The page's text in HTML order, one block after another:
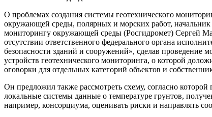
О проблемах создания системы геотехнического
окружающей среды, полярных и морских работ,
мониторингу окружающей среды (Росгидромет) Сергей
отсутствии ответственного федерального органа
безопасности зданий и сооружений», сделав проведение
устройств геотехнического мониторинга, о которой
оговорки для отдельных категорий объектов и
Он предложил также рассмотреть схему, согласно
локальные системы данные о температуре грунтов,
например, консорциума, оценивать риски и направлять